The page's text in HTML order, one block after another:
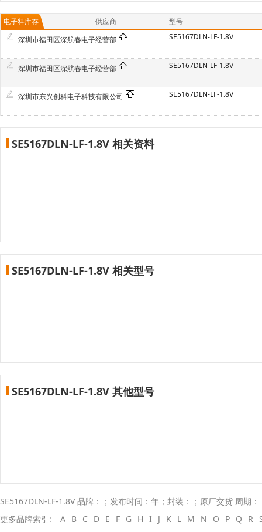
电子料库存 供应商
型号
深圳市福田区深航春电子经营部
SE5167DLN-LF-1.8V
深圳市福田区深航春电子经营部 SE5167DLN-LF-1.8V
深圳市东兴创科电子科技有限公司 SE5167DLN-LF-1.8V
SE5167DLN-LF-1.8V 相关资料
SE5167DLN-LF-1.8V 相关型号
SE5167DLN-LF-1.8V 其他型号
SE5167DLN-LF-1.8V 品牌：；发布时间：年；封装：；原厂交货 周期
更多品牌索引:
A B C D E F G H I J K L M N O P Q R